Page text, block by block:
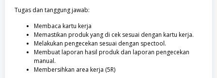
Tugas dan tanggung jawab:
Membaca kartu kerja
Memastikan produk yang di cek sesuai dengan kartu kerja.
Melakukan pengecekan sesuai dengan spectool.
Membuat laporan hasil produk dan laporan pengecekan
manual.
Membersihkan area kerja (5R)